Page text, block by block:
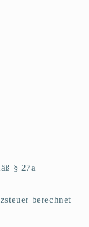
§ 27a
berechnet